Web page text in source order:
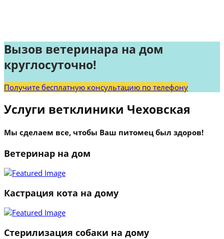
Вызов ветеринара на дом
круглосуточно!
Получите бесплатную консультацию по телефону
Услуги ветклиники Чеховская
Мы сделаем все, чтобы Ваш питомец был здоров!
Ветеринар на дом
Кастрация кота на дому
Стерилизация собаки на дому